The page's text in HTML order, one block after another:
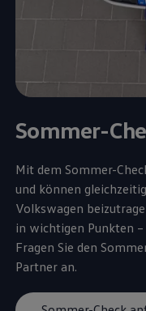
Sommer-
Mit dem Sommer-
und können
Volkswagen
in wichtigen Punkten
Fragen Sie den
Partner an.